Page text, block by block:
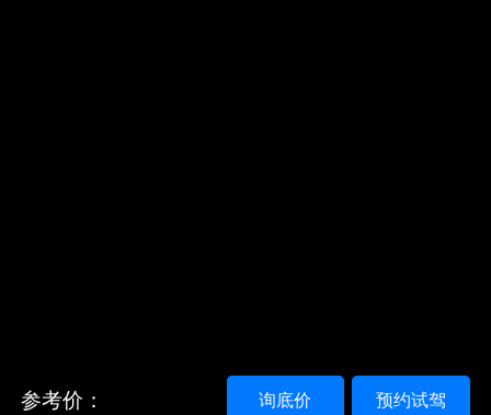
参考价： 预约试驾
询底价